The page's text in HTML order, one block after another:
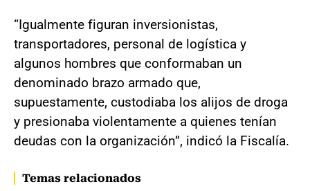
“Igualmente figuran inversionistas,
transportadores, personal de logística y
algunos hombres que conformaban un
denominado brazo armado que,
supuestamente, custodiaba los alijos de droga
y presionaba violentamente a quienes tenían
deudas con la organización”, indicó la Fiscalía.
Temas relacionados